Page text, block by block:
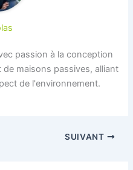
passion à la conception
maisons passives, alliant
de l'environnement.
SUIVANT